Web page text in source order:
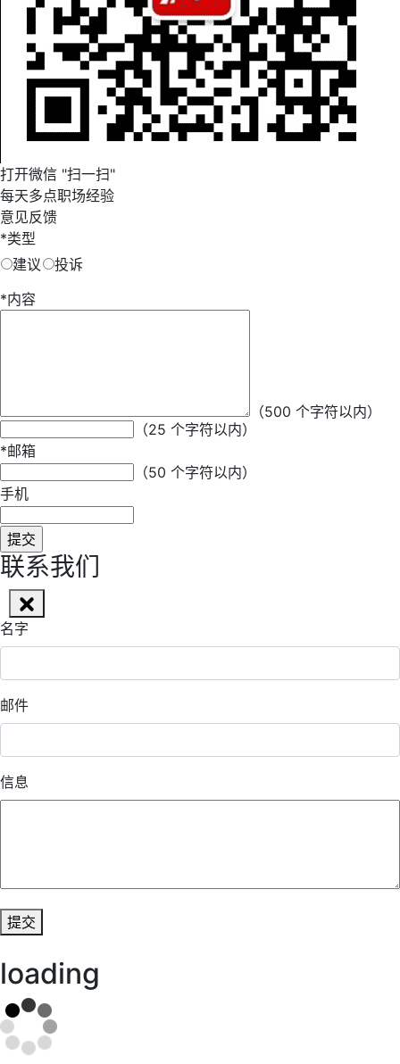
打开微信 "扫一扫"
每天多点职场经验
意见反馈
*类型
建议
投诉
*内容
（500 个字符以内）
（25 个字符以内）
*邮箱
（50 个字符以内）
手机
联系我们
名字
邮件
信息
提交
loading